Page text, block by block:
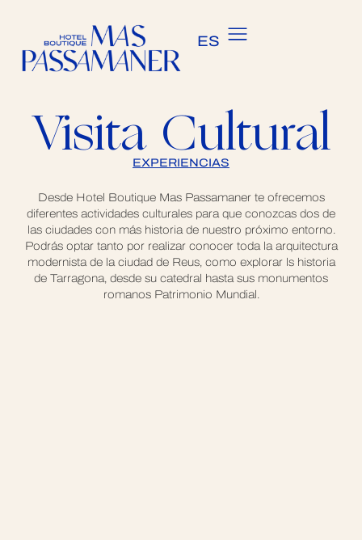
ES
EN
Visita Cultural
EXPERIENCIAS
Desde Hotel Boutique Mas Passamaner te ofrecemos
diferentes actividades culturales para que conozcas dos de
las ciudades con más historia de nuestro próximo entorno.
Podrás optar tanto por realizar conocer toda la arquitectura
modernista de la ciudad de Reus, como explorar ls historia
de Tarragona, desde su catedral hasta sus monumentos
romanos Patrimonio Mundial.